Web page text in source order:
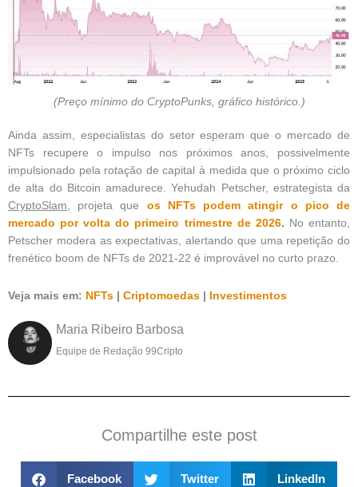
(Preço mínimo do CryptoPunks, gráfico histórico.)
Ainda assim, especialistas do setor esperam que o mercado de
NFTs recupere o impulso nos próximos anos, possivelmente
impulsionado pela rotação de capital à medida que o próximo ciclo
de alta do Bitcoin amadurece. Yehudah Petscher, estrategista da
CryptoSlam, projeta que os NFTs podem atingir o pico de
mercado por volta do primeiro trimestre de 2026. No entanto,
Petscher modera as expectativas, alertando que uma repetição do
frenético boom de NFTs de 2021-22 é improvável no curto prazo.
Veja mais em: NFTs Criptomoedas Investimentos
Maria Ribeiro Barbosa
Equipe de Redação 99Cripto
Compartilhe este post
Facebook Twitter LinkedIn